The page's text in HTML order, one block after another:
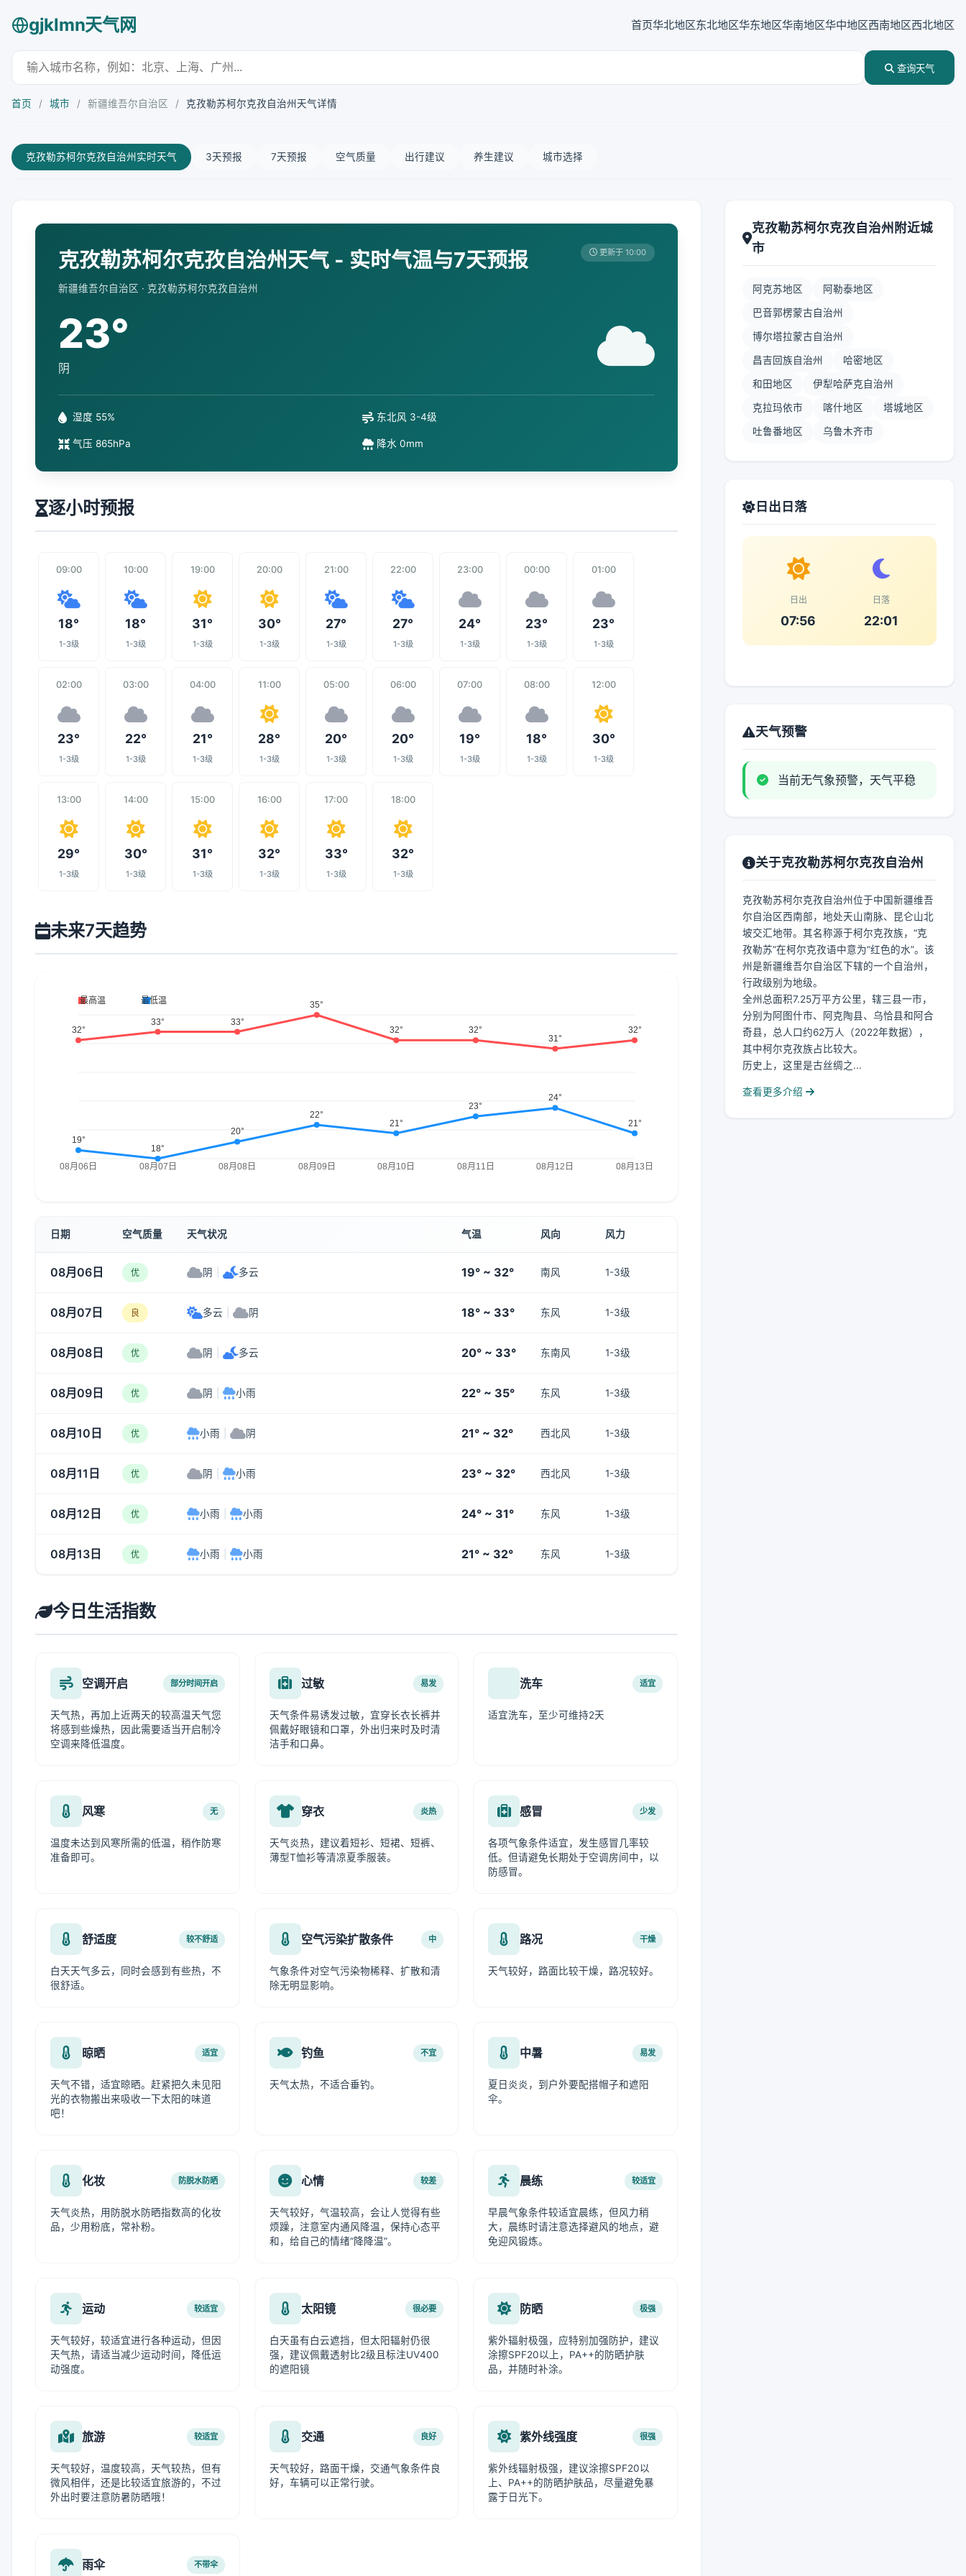
gjklmn天气网 首页华北地区东北地区华东地区华南地区华中地区西南地区西北地区
查询天气
首页 / 城市 / 新疆维吾尔自治区 / 克孜勒苏柯尔克孜自治州天气详情
克孜勒苏柯尔克孜自治州实时天气 3天预报 7天预报 空气质量 出行建议 养生建议 城市选择
克孜勒苏柯尔克孜自治州天气 - 实时气温与7天预报
新疆维吾尔自治区 · 克孜勒苏柯尔克孜自治州
更新于 10:00
23°
阴
湿度 55% 东北风 3-4级
气压 865hPa 降水 0mm
逐小时预报
09:00
18°
1-3级
10:00
18°
1-3级
19:00
31°
1-3级
20:00
30°
1-3级
21:00
27°
1-3级
22:00
27°
1-3级
23:00
24°
1-3级
00:00
23°
1-3级
01:00
23°
1-3级
02:00
23°
1-3级
03:00
22°
1-3级
04:00
21°
1-3级
11:00
28°
1-3级
05:00
20°
1-3级
06:00
20°
1-3级
07:00
19°
1-3级
08:00
18°
1-3级
12:00
30°
1-3级
13:00
29°
1-3级
14:00
30°
1-3级
15:00
31°
1-3级
16:00
32°
1-3级
17:00
33°
1-3级
18:00
32°
1-3级
未来7天趋势
日期 空气质量 天气状况 气温 风向 风力
08月06日 优 阴 多云 19° ~ 32° 南风 1-3级
08月07日 良 多云 阴 18° ~ 33° 东风 1-3级
08月08日 优 阴 多云 20° ~ 33° 东南风 1-3级
08月09日 优 阴 小雨 22° ~ 35° 东风 1-3级
08月10日 优 小雨 阴 21° ~ 32° 西北风 1-3级
08月11日 优 阴 小雨 23° ~ 32° 西北风 1-3级
08月12日 优 小雨 小雨 24° ~ 31° 东风 1-3级
08月13日 优 小雨 小雨 21° ~ 32° 东风 1-3级
今日生活指数
空调开启 部分时间开启
天气热，再加上近两天的较高温天气您
将感到些燥热，因此需要适当开启制冷
空调来降低温度。
过敏 易发
天气条件易诱发过敏，宜穿长衣长裤并
佩戴好眼镜和口罩，外出归来时及时清
洁手和口鼻。
洗车 适宜
适宜洗车，至少可维持2天
风寒 无
温度未达到风寒所需的低温，稍作防寒
准备即可。
穿衣 炎热
天气炎热，建议着短衫、短裙、短裤、
薄型T恤衫等清凉夏季服装。
感冒 少发
各项气象条件适宜，发生感冒几率较
低。但请避免长期处于空调房间中，以
防感冒。
舒适度 较不舒适
白天天气多云，同时会感到有些热，不
很舒适。
空气污染扩散条件 中
气象条件对空气污染物稀释、扩散和清
除无明显影响。
路况 干燥
天气较好，路面比较干燥，路况较好。
晾晒 适宜
天气不错，适宜晾晒。赶紧把久未见阳
光的衣物搬出来吸收一下太阳的味道
吧！
钓鱼 不宜
天气太热，不适合垂钓。
中暑 易发
夏日炎炎，到户外要配搭帽子和遮阳
伞。
化妆 防脱水防晒
天气炎热，用防脱水防晒指数高的化妆
品，少用粉底，常补粉。
心情 较差
天气较好，气温较高，会让人觉得有些
烦躁，注意室内通风降温，保持心态平
和，给自己的情绪“降降温”。
晨练 较适宜
早晨气象条件较适宜晨练，但风力稍
大，晨练时请注意选择避风的地点，避
免迎风锻炼。
运动 较适宜
天气较好，较适宜进行各种运动，但因
天气热，请适当减少运动时间，降低运
动强度。
太阳镜 很必要
白天虽有白云遮挡，但太阳辐射仍很
强，建议佩戴透射比2级且标注UV400
的遮阳镜
防晒 极强
紫外辐射极强，应特别加强防护，建议
涂擦SPF20以上，PA++的防晒护肤
品，并随时补涂。
旅游 较适宜
天气较好，温度较高，天气较热，但有
微风相伴，还是比较适宜旅游的，不过
外出时要注意防暑防晒哦！
交通 良好
天气较好，路面干燥，交通气象条件良
好，车辆可以正常行驶。
紫外线强度 很强
紫外线辐射极强，建议涂擦SPF20以
上、PA++的防晒护肤品，尽量避免暴
露于日光下。
雨伞 不带伞
克孜勒苏柯尔克孜自治州附近城
市
阿克苏地区 阿勒泰地区
巴音郭楞蒙古自治州
博尔塔拉蒙古自治州
昌吉回族自治州 哈密地区
和田地区 伊犁哈萨克自治州
克拉玛依市 喀什地区 塔城地区
吐鲁番地区 乌鲁木齐市
日出日落
日出
07:56
日落
22:01
天气预警
当前无气象预警，天气平稳
关于克孜勒苏柯尔克孜自治州
克孜勒苏柯尔克孜自治州位于中国新疆维吾
尔自治区西南部，地处天山南脉、昆仑山北
坡交汇地带。其名称源于柯尔克孜族，“克
孜勒苏”在柯尔克孜语中意为“红色的水”。该
州是新疆维吾尔自治区下辖的一个自治州，
行政级别为地级。
全州总面积7.25万平方公里，辖三县一市，
分别为阿图什市、阿克陶县、乌恰县和阿合
奇县，总人口约62万人（2022年数据），
其中柯尔克孜族占比较大。
历史上，这里是古丝绸之...
查看更多介绍